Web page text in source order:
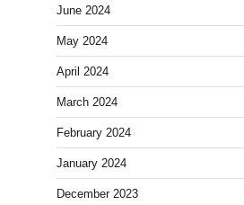
June 2024
May 2024
April 2024
March 2024
February 2024
January 2024
December 2023